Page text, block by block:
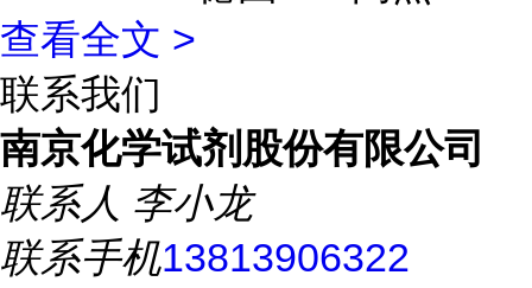
查看全文 >
联系我们
南京化学试剂股份有限公司
联系人 李小龙
联系手机13813906322